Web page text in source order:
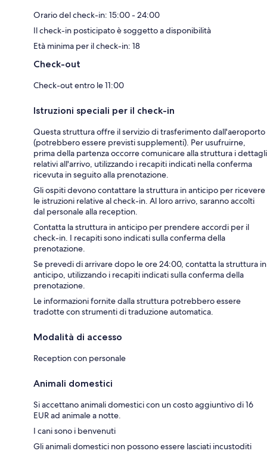
Orario del check-in: 15:00 - 24:00
Il check-in posticipato è soggetto a disponibilità
Età minima per il check-in: 18
Check-out
Check-out entro le 11:00
Istruzioni speciali per il check-in
Questa struttura offre il servizio di trasferimento dall'aeroporto
(potrebbero essere previsti supplementi). Per usufruirne,
prima della partenza occorre comunicare alla struttura i dettagli
relativi all'arrivo, utilizzando i recapiti indicati nella conferma
ricevuta in seguito alla prenotazione.
Gli ospiti devono contattare la struttura in anticipo per ricevere
le istruzioni relative al check-in. Al loro arrivo, saranno accolti
dal personale alla reception.
Contatta la struttura in anticipo per prendere accordi per il
check-in. I recapiti sono indicati sulla conferma della
prenotazione.
Se prevedi di arrivare dopo le ore 24:00, contatta la struttura in
anticipo, utilizzando i recapiti indicati sulla conferma della
prenotazione.
Le informazioni fornite dalla struttura potrebbero essere
tradotte con strumenti di traduzione automatica.
Modalità di accesso
Reception con personale
Animali domestici
Si accettano animali domestici con un costo aggiuntivo di 16
EUR ad animale a notte.
I cani sono i benvenuti
Gli animali domestici non possono essere lasciati incustoditi